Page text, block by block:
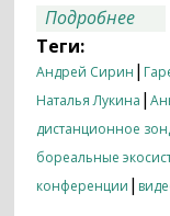
Подробнее
РАН
Теги:
Андрей Сирин |
Наталья Лукина |
дистанционное
бореальные
конференции |